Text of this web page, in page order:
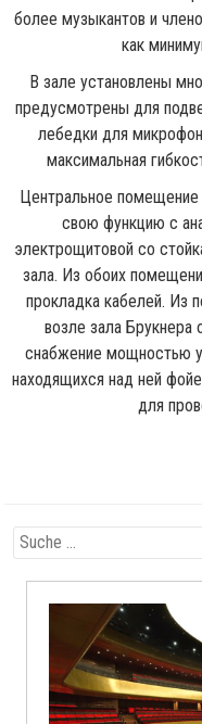
более музыкантов и
как
В зале установлены
предусмотрены для
лебедки для
максимальная
Центральное помещение
свою функцию с
электрощитовой со
зала. Из обоих
прокладка кабелей. Из
возле зала Брукнера
снабжение мощностью
находящихся над ней
для